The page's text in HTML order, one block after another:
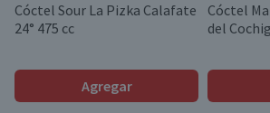
Cóctel Sour La Pizka Calafate
24° 475 cc
Agregar
Cóctel
del